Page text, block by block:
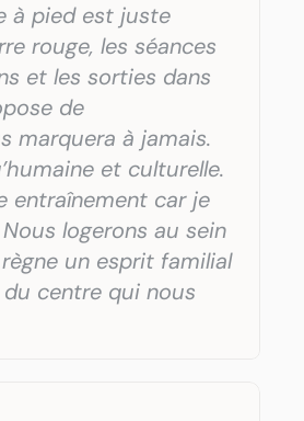
à pied est juste
rouge, les séances
et les sorties dans
de
marquera à jamais.
et culturelle.
entraînement car je
logerons au sein
un esprit familial
centre qui nous